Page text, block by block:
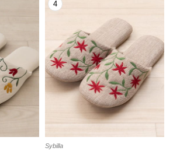
4
Sybilla